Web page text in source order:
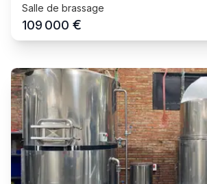
Salle de brassage
109 000 €